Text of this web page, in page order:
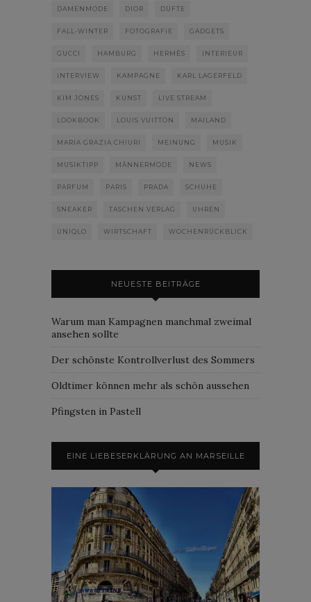
DAMENMODE DIOR DÜFTE
FALL-WINTER FOTOGRAFIE GADGETS
GUCCI HAMBURG HERMÈS INTERIEUR
INTERVIEW KAMPAGNE KARL LAGERFELD
KIM JONES KUNST LIVE STREAM
LOOKBOOK LOUIS VUITTON MAILAND
MARIA GRAZIA CHIURI MEINUNG MUSIK
MUSIKTIPP MÄNNERMODE NEWS
PARFUM PARIS PRADA SCHUHE
SNEAKER TASCHEN VERLAG UHREN
UNIQLO WIRTSCHAFT WOCHENRÜCKBLICK
NEUESTE BEITRÄGE
Warum man Kampagnen manchmal zweimal
ansehen sollte
Der schönste Kontrollverlust des Sommers
Oldtimer können mehr als schön aussehen
Pfingsten in Pastell
EINE LIEBESERKLÄRUNG AN MARSEILLE